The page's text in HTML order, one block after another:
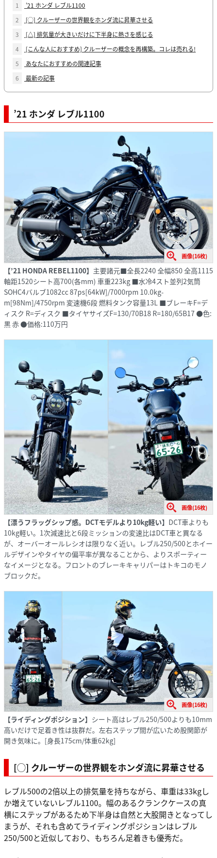
1
’21 ホンダ レブル1100
2
[◯] クルーザーの世界観をホンダ流に昇華させる
3
[△] 排気量が大きいだけに下半身に熱さを感じる
4
[こんな人におすすめ] クルーザーの概念を再構築。コレは売れる!
5
あなたにおすすめの関連記事
6
最新の記事
’21 ホンダ レブル1100
画像(16枚)
【’21 HONDA REBEL1100】 主要諸元■全長2240 全幅850 全高1115
軸距1520シート高700(各mm) 車重223kg ■水冷4スト並列2気筒
SOHC4バルブ1082cc 87ps[64kW]/7000rpm 10.0kg-
m[98Nm]/4750rpm 変速機6段 燃料タンク容量13L ■ブレーキF=デ
ィスク R=ディスク ■タイヤサイズF=130/70B18 R=180/65B17 ●色:
黒 赤 ●価格:110万円
画像(16枚)
【漂うフラッグシップ感。DCTモデルより10kg軽い】 DCT車よりも
10kg軽い。1次減速比と6段ミッションの変速比はDCT車と異なる
が、オーバーオールレシオは限りなく近い。レブル250/500とホイー
ルデザインやタイヤの偏平率が異なることから、よりスポーティー
なイメージとなる。フロントのブレーキキャリパーはトキコのモノ
ブロックだ。
画像(16枚)
【ライディングポジション】 シート高はレブル250/500よりも10mm
高いだけで足着き性は抜群だ。左右ステップ間が広いため股関節が
開き気味に。[身長175cm/体重62kg]
[◯] クルーザーの世界観をホンダ流に昇華させる
レブル500の2倍以上の排気量を持ちながら、車重は33kgし
か増えていないレブル1100。幅のあるクランクケースの真
横にステップがあるため下半身は自然と大股開きとなってし
まうが、それも含めてライディングポジションはレブル
250/500と近似しており、もちろん足着きも優秀だ。